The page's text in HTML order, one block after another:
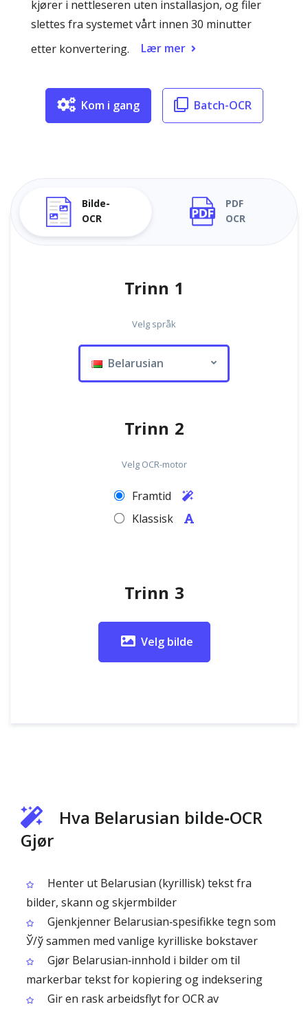
kjører i nettleseren uten installasjon, og filer
slettes fra systemet vårt innen 30 minutter
etter konvertering.
Lær mer
Kom i gang Batch-OCR
Bilde-
OCR
PDF
OCR
Trinn 1
Velg språk
Belarusian
Trinn 2
Velg OCR-motor
Framtid
Klassisk
Trinn 3
Velg bilde
Hva Belarusian bilde‑OCR
Gjør
Henter ut Belarusian (kyrillisk) tekst fra
bilder, skann og skjermbilder
Gjenkjenner Belarusian‑spesifikke tegn som
Ў/ў sammen med vanlige kyrilliske bokstaver
Gjør Belarusian‑innhold i bilder om til
markerbar tekst for kopiering og indeksering
Gir en rask arbeidsflyt for OCR av